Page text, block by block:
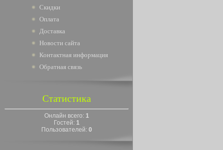
Скидки
Оплата
Доставка
Новости сайта
Контактная информация
Обратная связь
Статистика
Онлайн всего: 1
Гостей: 1
Пользователей: 0